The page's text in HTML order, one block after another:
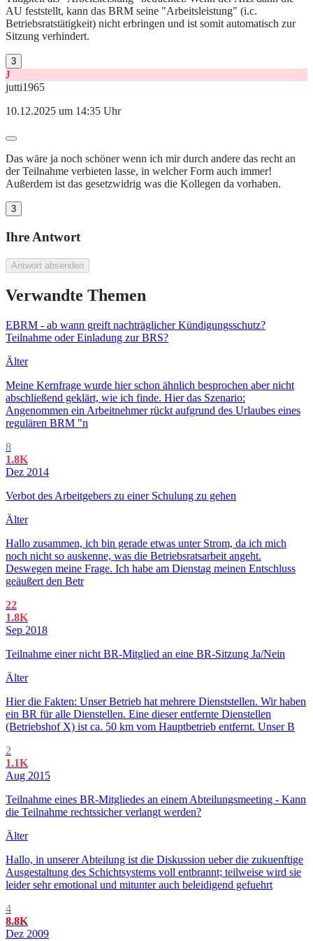
AU feststellt, kann das BRM seine "Arbeitsleistung" (i.c.
Betriebsratstätigkeit) nicht erbringen und ist somit automatisch zur
Sitzung verhindert.
3
J
jutti1965
10.12.2025 um 14:35 Uhr
Das wäre ja noch schöner wenn ich mir durch andere das recht an
der Teilnahme verbieten lasse, in welcher Form auch immer!
Außerdem ist das gesetzwidrig was die Kollegen da vorhaben.
3
Ihre Antwort
Antwort absenden
Verwandte Themen
EBRM - ab wann greift nachträglicher Kündigungsschutz?
Teilnahme oder Einladung zur BRS?
Älter
Meine Kernfrage wurde hier schon ähnlich besprochen aber nicht
abschließend geklärt, wie ich finde. Hier das Szenario:
Angenommen ein Arbeitnehmer rückt aufgrund des Urlaubes eines
regulären BRM "n
8
1.8K
Dez 2014
Verbot des Arbeitgebers zu einer Schulung zu gehen
Älter
Hallo zusammen, ich bin gerade etwas unter Strom, da ich mich
noch nicht so auskenne, was die Betriebsratsarbeit angeht.
Deswegen meine Frage. Ich habe am Dienstag meinen Entschluss
geäußert den Betr
22
1.8K
Sep 2018
Teilnahme einer nicht BR-Mitglied an eine BR-Sitzung Ja/Nein
Älter
Hier die Fakten: Unser Betrieb hat mehrere Dienststellen. Wir haben
ein BR für alle Dienstellen. Eine dieser entfernte Dienstellen
(Betriebshof X) ist ca. 50 km vom Hauptbetrieb entfernt. Unser B
2
1.1K
Aug 2015
Teilnahme eines BR-Mitgliedes an einem Abteilungsmeeting - Kann
die Teilnahme rechtssicher verlangt werden?
Älter
Hallo, in unserer Abteilung ist die Diskussion ueber die zukuenftige
Ausgestaltung des Schichtsystems voll entbrannt; teilweise wird sie
leider sehr emotional und mitunter auch beleidigend gefuehrt
4
8.8K
Dez 2009